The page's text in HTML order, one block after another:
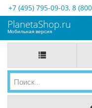
+7 (495) 795-09-03, 8
PlanetaShop.ru
Мобильная версия